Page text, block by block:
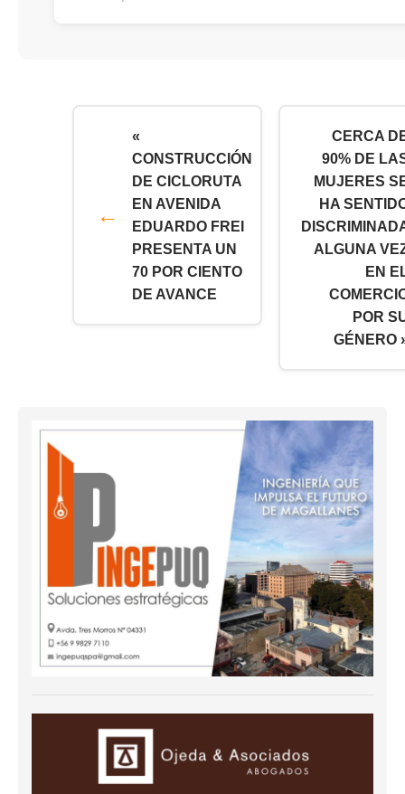
«
CONSTRUCCIÓN
DE CICLORUTA
EN AVENIDA
EDUARDO FREI
PRESENTA UN
70 POR CIENTO
DE AVANCE
CERCA
90% DE
MUJERES
HA
ALGUNA
EN
POR
GÉNERO